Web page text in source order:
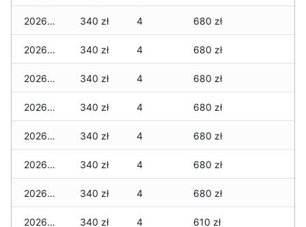
2026-07-22 340 zł 4 680 zł
2026-07-21 340 zł 4 680 zł
2026-07-20 340 zł 4 680 zł
2026-07-18 340 zł 4 680 zł
2026-07-17 340 zł 4 680 zł
2026-07-16 340 zł 4 680 zł
2026-07-15 340 zł 4 680 zł
2026-07-14 340 zł 4 610 zł